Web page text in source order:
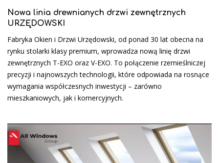
Nowa linia drewnianych drzwi zewnętrznych
URZĘDOWSKI
Fabryka Okien i Drzwi Urzędowski, od ponad 30 lat obecna na
rynku stolarki klasy premium, wprowadza nową linię drzwi
zewnętrznych T-EXO oraz V-EXO. To połączenie rzemieślniczej
precyzji i najnowszych technologii, które odpowiada na rosnące
wymagania współczesnych inwestycji – zarówno
mieszkaniowych, jak i komercyjnych.